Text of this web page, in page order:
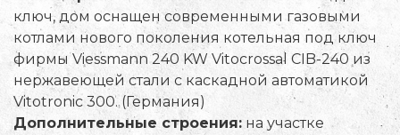
ключ, дом оснащен современными газовыми
котлами нового поколения котельная под ключ
фирмы Viessmann 240 KW Vitocrossal CIB-240 из
нержавеющей стали с каскадной автоматикой
Vitotronic 300. (Германия)
Дополнительные строения: на участке